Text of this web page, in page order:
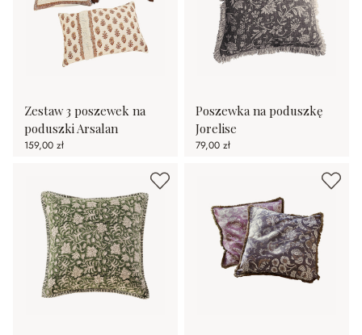
Zestaw 3 poszewek na
poduszki Arsalan
159,00 zł
Poszewka na poduszkę
Jorelise
79,00 zł